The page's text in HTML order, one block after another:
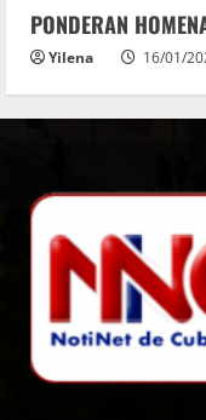
PONDERAN
Yilena 16/01/